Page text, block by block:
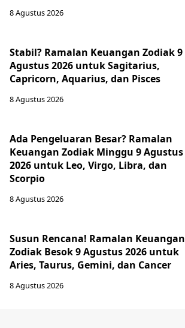
8 Agustus 2026
Stabil? Ramalan Keuangan Zodiak 9
Agustus 2026 untuk Sagitarius,
Capricorn, Aquarius, dan Pisces
8 Agustus 2026
Ada Pengeluaran Besar? Ramalan
Keuangan Zodiak Minggu 9 Agustus
2026 untuk Leo, Virgo, Libra, dan
Scorpio
8 Agustus 2026
Susun Rencana! Ramalan Keuangan
Zodiak Besok 9 Agustus 2026 untuk
Aries, Taurus, Gemini, dan Cancer
8 Agustus 2026